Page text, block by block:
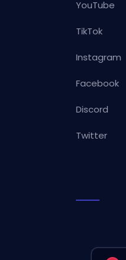
YouTube
TikTok
Instagram
Facebook
Discord
Twitter